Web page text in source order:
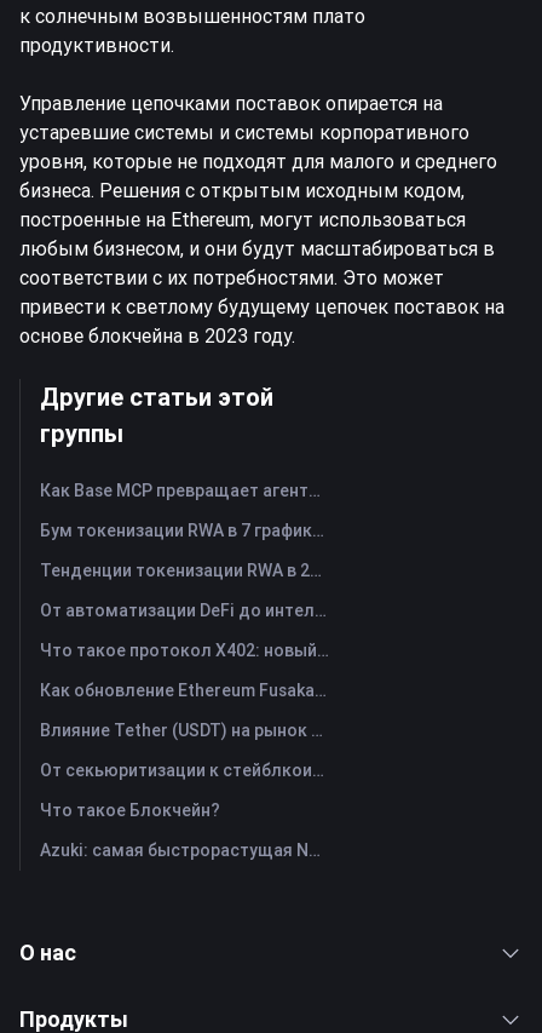
к солнечным возвышенностям плато
продуктивности.
Управление цепочками поставок опирается на
устаревшие системы и системы корпоративного
уровня, которые не подходят для малого и среднего
бизнеса. Решения с открытым исходным кодом,
построенные на Ethereum, могут использоваться
любым бизнесом, и они будут масштабироваться в
соответствии с их потребностями. Это может
привести к светлому будущему цепочек поставок на
основе блокчейна в 2023 году.
Другие статьи этой
группы
Как Base MCP превращает агентов ИИ в помощников по работе с веб-ресурсами Web3
Бум токенизации RWA в 7 графиках
Тенденции токенизации RWA в 2026 году и рост TradFi
От автоматизации DeFi до интеллектуальных функций AgentFi: новая эра управления активами в блокчейне
Что такое протокол X402: новый технологический стандарт, который реструктурирует систему обмена ценностями в Интернете.
Как обновление Ethereum Fusaka меняет его концепцию масштабирования
Влияние Tether (USDT) на рынок криптовалют: движущая сила бычьего рынка или серьезный риск?
От секьюритизации к стейблкоинам: как реальные активы перенаправляют мировой капитал?
Что такое Блокчейн?
Azuki: самая быстрорастущая NFT
О нас
Продукты